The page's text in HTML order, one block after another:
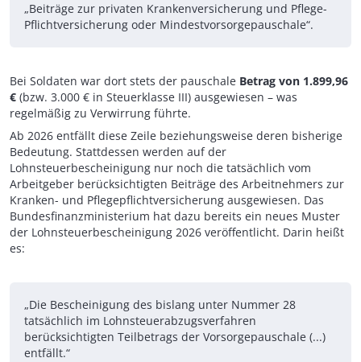
„Beiträge zur privaten Krankenversicherung und Pflege-
Pflichtversicherung oder Mindestvorsorgepauschale“.
Bei Soldaten war dort stets der pauschale Betrag von 1.899,96
€ (bzw. 3.000 € in Steuerklasse III) ausgewiesen – was
regelmäßig zu Verwirrung führte.
Ab 2026 entfällt diese Zeile beziehungsweise deren bisherige
Bedeutung. Stattdessen werden auf der
Lohnsteuerbescheinigung nur noch die tatsächlich vom
Arbeitgeber berücksichtigten Beiträge des Arbeitnehmers zur
Kranken- und Pflegepflichtversicherung ausgewiesen. Das
Bundesfinanzministerium hat dazu bereits ein neues Muster
der Lohnsteuerbescheinigung 2026 veröffentlicht. Darin heißt
es:
„Die Bescheinigung des bislang unter Nummer 28
tatsächlich im Lohnsteuerabzugsverfahren
berücksichtigten Teilbetrags der Vorsorgepauschale (...)
entfällt.“